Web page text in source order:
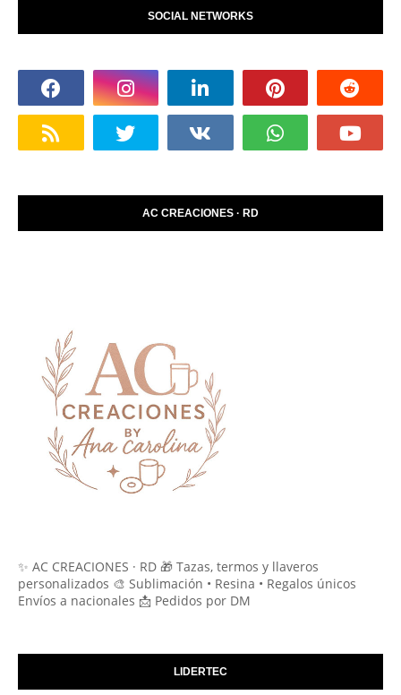
SOCIAL NETWORKS
AC CREACIONES · RD
✨ AC CREACIONES · RD 🎁 Tazas, termos y llaveros
personalizados 🎨 Sublimación • Resina • Regalos únicos
Envíos a nacionales 📩 Pedidos por DM
LIDERTEC